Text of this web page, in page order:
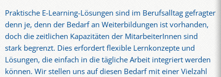
Praktische E-Learning-Lösungen sind im Berufsalltag gefragter
denn je, denn der Bedarf an Weiterbildungen ist vorhanden,
doch die zeitlichen Kapazitäten der MitarbeiterInnen sind
stark begrenzt. Dies erfordert flexible Lernkonzepte und
Lösungen, die einfach in die tägliche Arbeit integriert werden
können. Wir stellen uns auf diesen Bedarf mit einer Vielzahl